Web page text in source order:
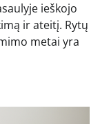
ieškojo
ir ateitį. Rytų
metai yra